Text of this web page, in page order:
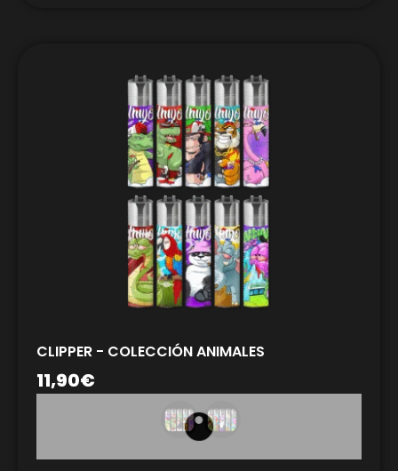
CLIPPER - COLECCIÓN ANIMALES
11,90€